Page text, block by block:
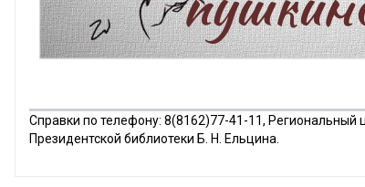
Справки по телефону: 8(8162)77-41-11,
Президентской библиотеки Б. Н. Ельцина.